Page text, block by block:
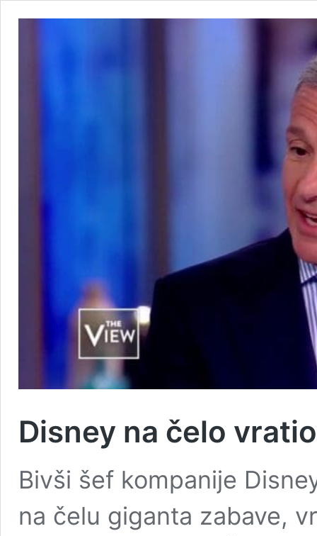
Disney na čelo
Bivši šef kompanije
na čelu giganta zabave,